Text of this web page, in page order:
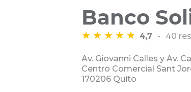
Banco
4,7 40
Av. Giovanni Calles y Av.
Centro Comercial Sant
170206 Quito